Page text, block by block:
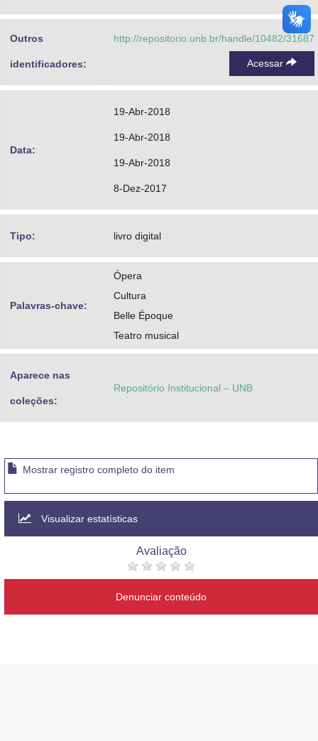
Outros
identificadores:
http://repositorio.unb.br/handle/10482/31687
Acessar
Data:
19-Abr-2018
19-Abr-2018
19-Abr-2018
8-Dez-2017
Tipo: livro digital
Palavras-chave:
Ópera
Cultura
Belle Époque
Teatro musical
Aparece nas
coleções:
Repositório Institucional – UNB
Mostrar registro completo do item
Visualizar estatísticas
Avaliação
Denunciar conteúdo